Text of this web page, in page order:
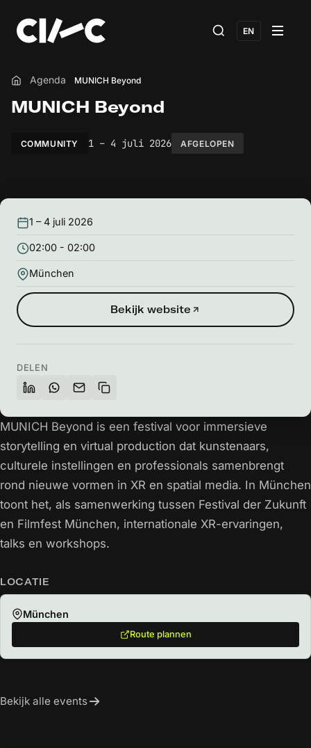
EN
Home
Agenda MUNICH Beyond
MUNICH Beyond
COMMUNITY 1 – 4 juli 2026 AFGELOPEN
MUNICH Beyond is een festival voor immersieve
storytelling en virtual production dat kunstenaars,
culturele instellingen en professionals samenbrengt
rond nieuwe vormen in XR en spatial media. In München
toont het, als samenwerking tussen Festival der Zukunft
en Filmfest München, internationale XR-ervaringen,
talks en workshops.
LOCATIE
München
Route plannen
1 – 4 juli 2026
02:00 - 02:00
München
Bekijk website
DELEN
Bekijk alle events